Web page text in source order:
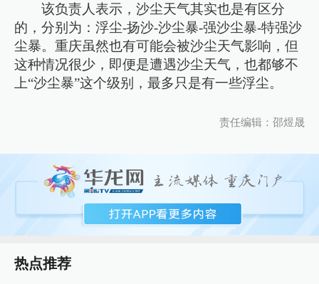
该负责人表示，沙尘天气其实也是有区分
的，分别为：浮尘-扬沙-沙尘暴-强沙尘暴-特强沙
尘暴。重庆虽然也有可能会被沙尘天气影响，但
这种情况很少，即便是遭遇沙尘天气，也都够不
上“沙尘暴”这个级别，最多只是有一些浮尘。
责任编辑：邵煜晟
热点推荐